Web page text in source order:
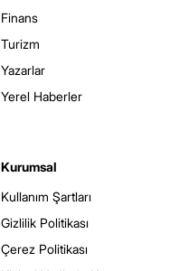
Finans
Turizm
Yazarlar
Yerel Haberler
Kurumsal
Kullanım Şartları
Gizlilik Politikası
Çerez Politikası